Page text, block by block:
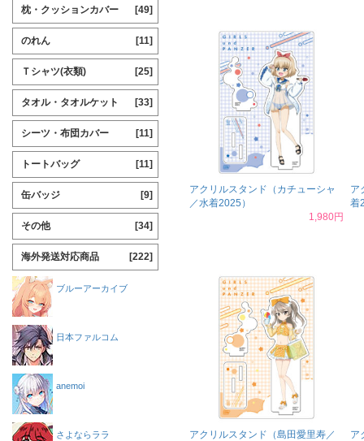
アクリルスタンド（カチューシャ
／水着2025）
1,980円
ア
着
アクリルスタンド（島田愛里寿／
ア
枕・クッションカバー [49]
のれん [11]
Ｔシャツ(衣類) [25]
タオル・タオルケット [33]
シーツ・布団カバー [11]
トートバッグ [11]
缶バッジ [9]
その他 [34]
海外発送対応商品 [222]
ブルーアーカイブ
日本ファルコム
anemoi
さよならララ